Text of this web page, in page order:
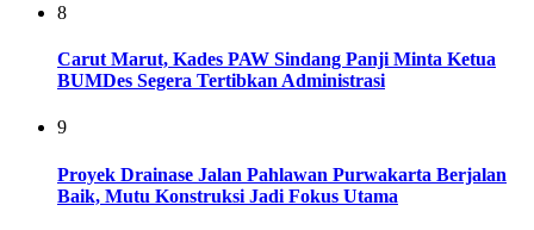
8
Carut Marut, Kades PAW Sindang Panji Minta Ketua
BUMDes Segera Tertibkan Administrasi
9
Proyek Drainase Jalan Pahlawan Purwakarta Berjalan
Baik, Mutu Konstruksi Jadi Fokus Utama